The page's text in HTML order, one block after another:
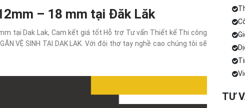
– 18 mm tại Đăk Lăk
tại Dak Lak, Cam kết giá tốt Hỗ trợ Tư vấn Thiết kế Thi công
VỆ SINH TẠI DAK LAK. Với đội thợ tay nghề cao chúng tôi sẽ
TƯ